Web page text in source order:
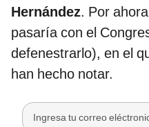
Hernández. Por
pasaría con el
defenestrarlo), en el
han hecho notar.